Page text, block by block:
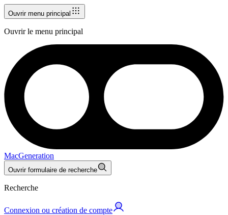
Ouvrir menu principal
Ouvrir le menu principal
MacGeneration
Ouvrir formulaire de recherche
Recherche
Connexion ou création de compte